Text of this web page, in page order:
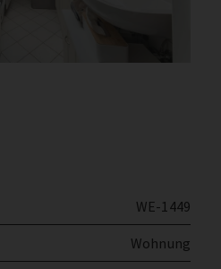
WE-1449
Wohnung